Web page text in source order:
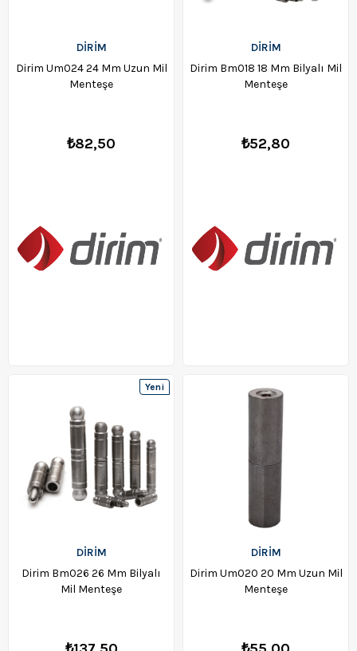
DİRİM
Dirim Um024 24 Mm Uzun Mil
Menteşe
₺82,50
DİRİM
Dirim Bm018 18 Mm Bilyalı Mil
Menteşe
₺52,80
DİRİM
Dirim Bm026 26 Mm Bilyalı
Mil Menteşe
Yeni
DİRİM
Dirim Um020 20 Mm Uzun Mil
Menteşe